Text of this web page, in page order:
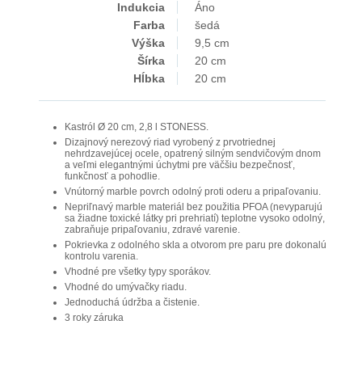
Indukcia
Áno
Farba
šedá
Výška
9,5 cm
Šírka
20 cm
Hĺbka
20 cm
Kastról Ø 20 cm, 2,8 l STONESS.
Dizajnový nerezový riad vyrobený z prvotriednej
nehrdzavejúcej ocele, opatrený silným sendvičovým dnom
a veľmi elegantnými úchytmi pre väčšiu bezpečnosť,
funkčnosť a pohodlie.
Vnútorný marble povrch odolný proti oderu a pripaľovaniu.
Nepriľnavý marble materiál bez použitia PFOA (nevyparujú
sa žiadne toxické látky pri prehriatí) teplotne vysoko odolný,
zabraňuje pripaľovaniu, zdravé varenie.
Pokrievka z odolného skla a otvorom pre paru pre dokonalú
kontrolu varenia.
Vhodné pre všetky typy sporákov.
Vhodné do umývačky riadu.
Jednoduchá údržba a čistenie.
3 roky záruka